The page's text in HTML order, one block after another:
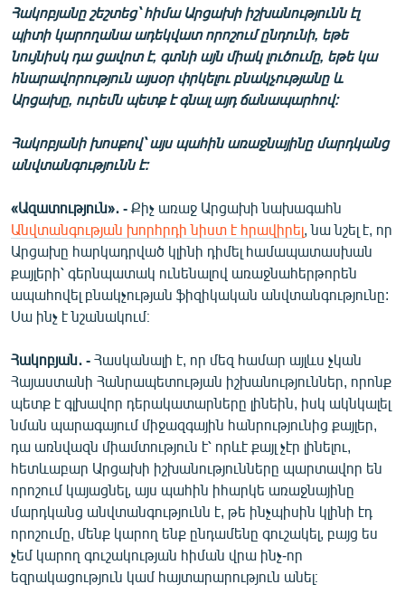
Հայերեն
English
Русский
«Ազատության» բոլոր կայքերը
Հակոբյանը շեշտեց՝ հիմա Արցախի իշխանությունն էլ
պիտի կարողանա ադեկվատ որոշում ընդունի, եթե
նույնիսկ դա ցավոտ է, գտնի այն միակ լուծումը, եթե կա
հնարավորություն այսօր փրկելու բնակչությանը և
Արցախը, ուրեմն պետք է գնալ այդ ճանապարհով։
Հակոբյանի խոսքով՝ այս պահին առաջնայինը մարդկանց
անվտանգությունն է։
«Ազատություն»․ - Քիչ առաջ Արցախի նախագահն
Անվտանգության խորհրդի նիստ է հրավիրել , նա նշել է, որ
Արցախը հարկադրված կլինի դիմել համապատասխան
քայլերի՝ գերնպատակ ունենալով առաջնահերթորեն
ապահովել բնակչության ֆիզիկական անվտանգությունը:
Սա ինչ է նշանակում։
Հակոբյան․ - Հասկանալի է, որ մեզ համար այլևս չկան
Հայաստանի Հանրապետության իշխանություններ, որոնք
պետք է գլխավոր դերակատարները լինեին, իսկ ակնկալել
նման պարագայում միջազգային հանրությունից քայլեր,
դա առնվազն միամտություն է՝ որևէ քայլ չէր լինելու,
հետևաբար Արցախի իշխանությունները պարտավոր են
որոշում կայացնել, այս պահին իհարկե առաջնայինը
մարդկանց անվտանգությունն է, թե ինչպիսին կլինի էդ
որոշումը, մենք կարող ենք ընդամենը գուշակել, բայց ես
չեմ կարող գուշակության հիման վրա ինչ-որ
եզրակացություն կամ հայտարարություն անել։